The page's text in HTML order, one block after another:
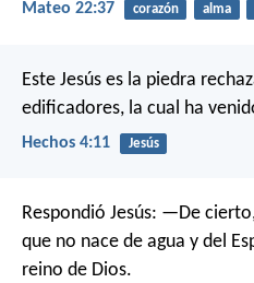
Mateo 22:37 corazón alma
Este Jesús es la piedra
edificadores, la cual ha
Hechos 4:11 Jesús
Respondió Jesús: —De
que no nace de agua y del
reino de Dios.